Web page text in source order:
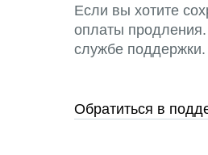
Если вы хотите
оплаты продления.
службе поддержки.
Обратиться в